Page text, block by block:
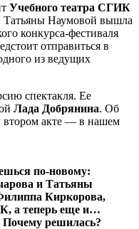
Учебного театра СГИК
Татьяны Наумовой вышла
конкурса-фестиваля
отправиться в
из ведущих
спектакля. Ее
Лада Добрянина. Об
втором акте — в нашем
по-новому:
и Татьяны
Киркорова,
а теперь еще и…
Почему решилась?